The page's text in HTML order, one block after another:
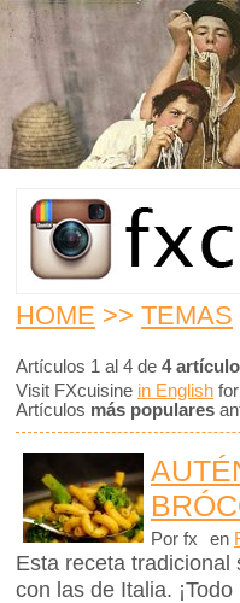
HOME >> TEMAS
Artículos 1 al 4 de 4
Visit FXcuisine in English
Artículos más populares
Por fx en
Esta receta
con las de Italia. ¡Todo